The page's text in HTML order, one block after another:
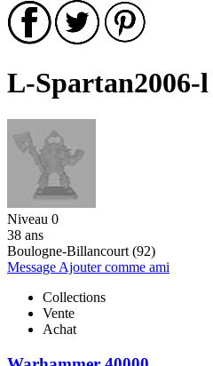
L-Spartan2006-l
Niveau 0
38 ans
Boulogne-Billancourt (92)
Message Ajouter comme ami
Collections
Vente
Achat